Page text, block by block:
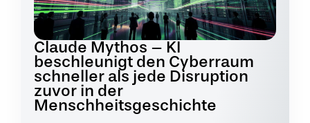
Claude Mythos – KI
beschleunigt den Cyberraum
schneller als jede Disruption
zuvor in der
Menschheitsgeschichte